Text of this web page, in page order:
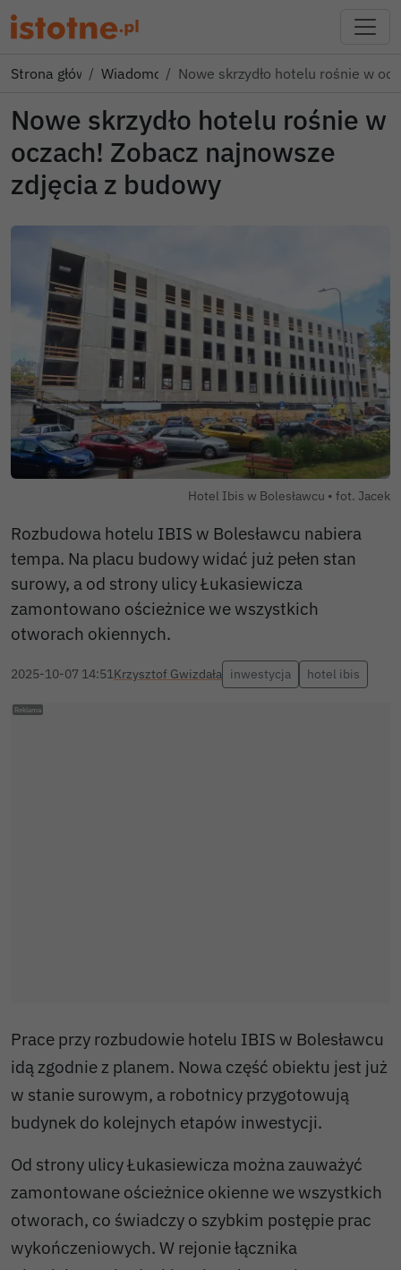
Strona głównaWiadomościNowe skrzydło hotelu rośnie w
Nowe skrzydło hotelu rośnie w
oczach! Zobacz najnowsze
zdjęcia z budowy
Hotel Ibis w Bolesławcu • fot. Jacek
Rozbudowa hotelu IBIS w Bolesławcu nabiera
tempa. Na placu budowy widać już pełen stan
surowy, a od strony ulicy Łukasiewicza
zamontowano ościeżnice we wszystkich
otworach okiennych.
2025-10-07 14:51Krzysztof Gwizdała inwestycja hotel ibis
Prace przy rozbudowie hotelu IBIS w Bolesławcu
idą zgodnie z planem. Nowa część obiektu jest już
w stanie surowym, a robotnicy przygotowują
budynek do kolejnych etapów inwestycji.
Od strony ulicy Łukasiewicza można zauważyć
zamontowane ościeżnice okienne we wszystkich
otworach, co świadczy o szybkim postępie prac
wykończeniowych. W rejonie łącznika